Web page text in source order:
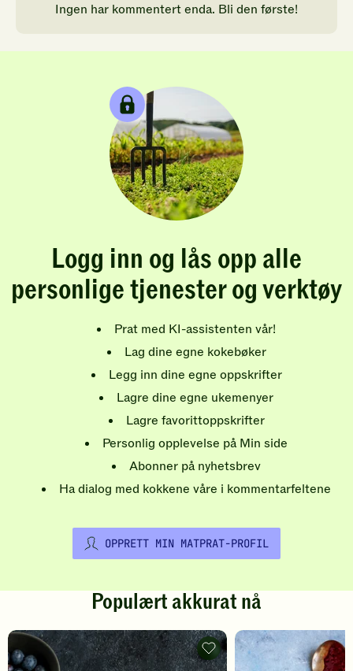
Ingen har kommentert enda. Bli den første!
Logg inn og lås opp alle
personlige tjenester og verktøy
Prat med KI-assistenten vår!
Lag dine egne kokebøker
Legg inn dine egne oppskrifter
Lagre dine egne ukemenyer
Lagre favorittoppskrifter
Personlig opplevelse på Min side
Abonner på nyhetsbrev
Ha dialog med kokkene våre i kommentarfeltene
OPPRETT MIN MATPRAT-PROFIL
Populært akkurat nå
Pannekaker
-